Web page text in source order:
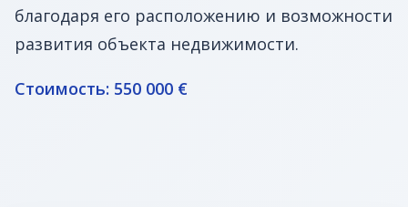
благодаря его расположению и возможности
развития объекта недвижимости.
Стоимость: 550 000 €